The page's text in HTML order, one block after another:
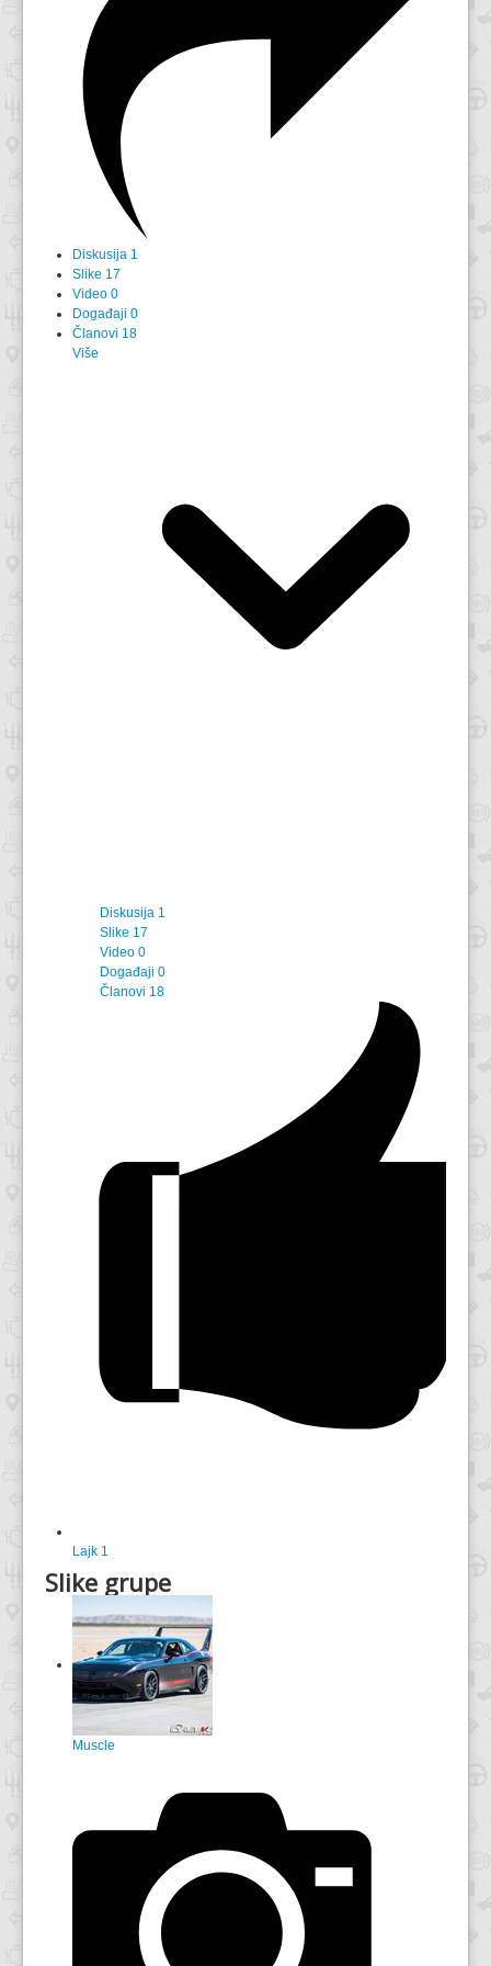
Diskusija 1
Slike 17
Video 0
Događaji 0
Članovi 18
Više
Diskusija 1
Slike 17
Video 0
Događaji 0
Članovi 18
Lajk 1
Slike grupe
Muscle